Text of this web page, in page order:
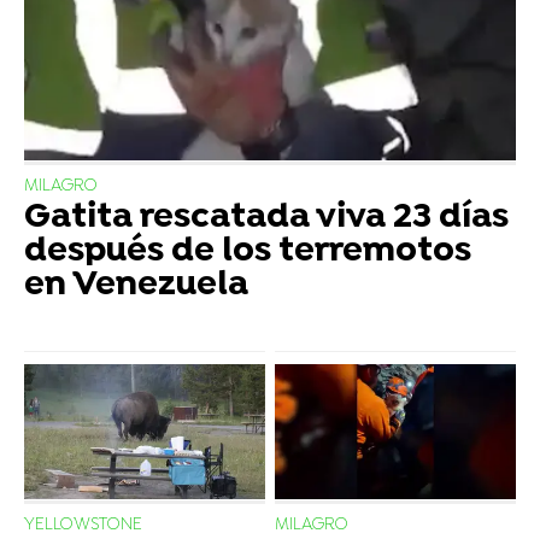
MILAGRO
Gatita rescatada viva 23 días
después de los terremotos
en Venezuela
YELLOWSTONE
MILAGRO